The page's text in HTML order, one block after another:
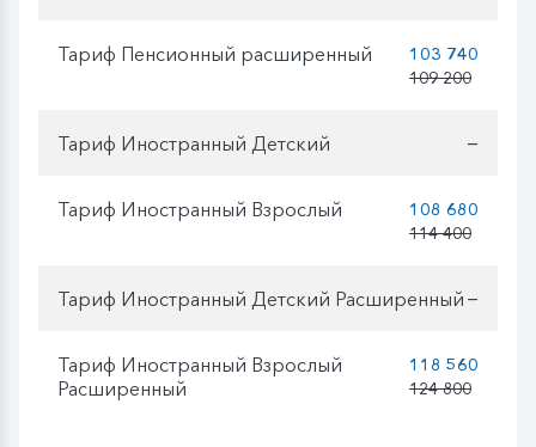
Тариф Пенсионный расширенный
103 740
109 200
Тариф Иностранный Детский —
Тариф Иностранный Взрослый
108 680
114 400
Тариф Иностранный Детский Расширенный —
Тариф Иностранный Взрослый
Расширенный
118 560
124 800